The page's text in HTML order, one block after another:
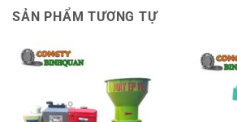
SẢN PHẨM TƯƠNG TỰ